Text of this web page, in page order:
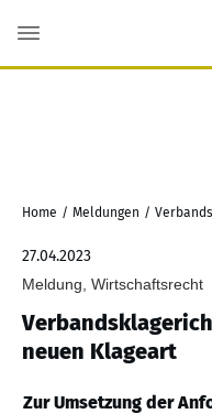
Home / Meldungen /
27.04.2023
Meldung, Wirtschaftsrecht
neuen Klageart
Zur Umsetzung der